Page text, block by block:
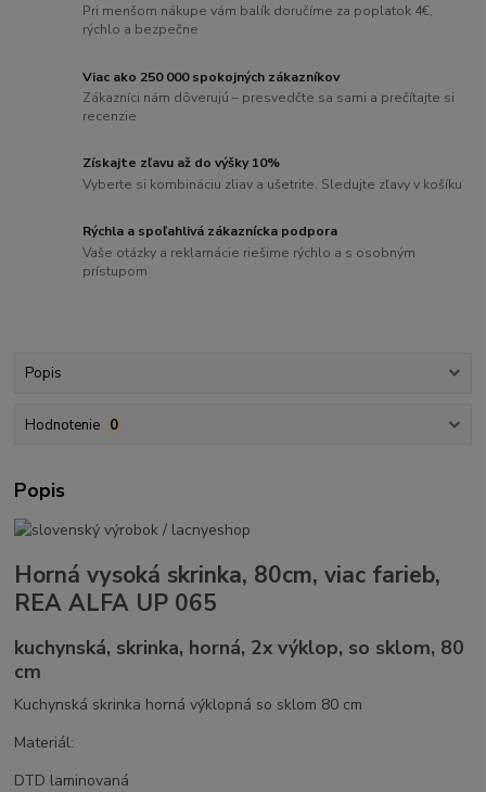
Pri menšom nákupe vám balík doručíme za poplatok 4€,
rýchlo a bezpečne
Viac ako 250 000 spokojných zákazníkov
Zákazníci nám dôverujú – presvedčte sa sami a prečítajte si
recenzie
Získajte zľavu až do výšky 10%
Vyberte si kombináciu zliav a ušetrite. Sledujte zľavy v košíku
Rýchla a spoľahlivá zákaznícka podpora
Vaše otázky a reklamácie riešime rýchlo a s osobným
prístupom
Popis
Hodnotenie 0
Popis
Horná vysoká skrinka, 80cm, viac farieb,
REA ALFA UP 065
kuchynská, skrinka, horná, 2x výklop, so sklom, 80
cm
Kuchynská skrinka horná výklopná so sklom 80 cm
Materiál:
DTD laminovaná